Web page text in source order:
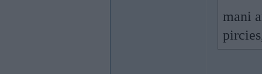
mani